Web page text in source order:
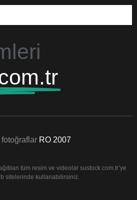
RO 2007
tüm resim ve videolar sustock.com.tr’ye
sitelerinde kullanabilirsiniz.